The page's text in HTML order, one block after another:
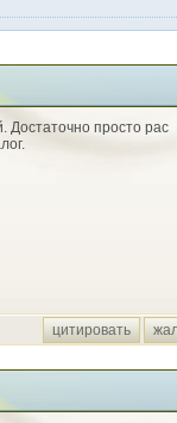
Достаточно просто рас
цитировать